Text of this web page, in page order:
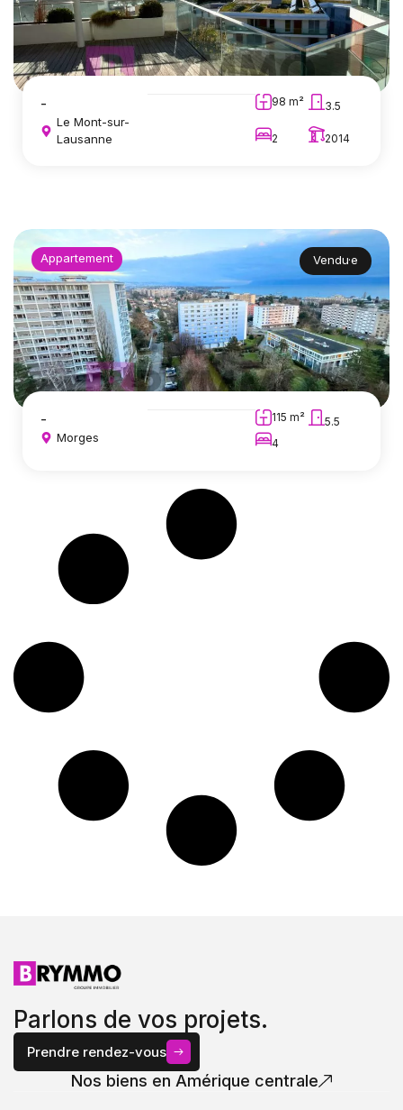
-
Le Mont-sur-
Lausanne
98 m² 3.5
2 2014
Appartement Vendu·e
-
Morges
115 m²
5.5
4
Parlons de vos projets.
Prendre rendez-vous
Nos biens en Amérique centrale